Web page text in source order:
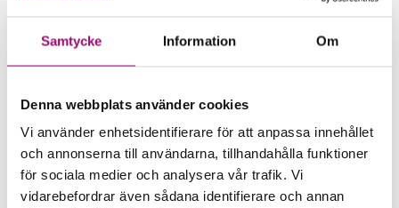
Samtycke Information Om
Denna webbplats använder cookies
Vi använder enhetsidentifierare för att anpassa innehållet
och annonserna till användarna, tillhandahålla funktioner
för sociala medier och analysera vår trafik. Vi
vidarebefordrar även sådana identifierare och annan
Almuñécar - 20 dagar
Period:
Inkluderat i resan:
* Flygresa
* Boende i dubbelrum
* Halvpension
* Reseledare